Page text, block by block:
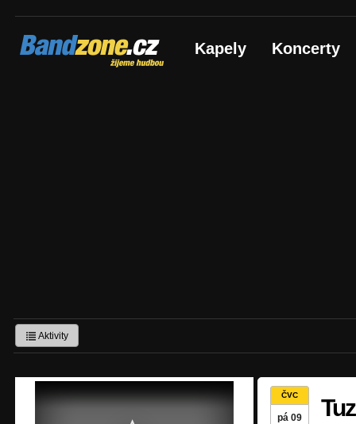
Bandzone.cz
žijeme hudbou Kapely Koncerty
Aktivity
ČVC
pá 09